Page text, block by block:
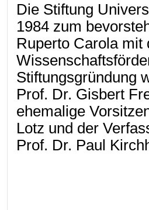
Die Stiftung
1984 zum
Ruperto Carola mit
Stiftungsgründung
Prof. Dr. Gisbert
ehemalige
Lotz und der
Prof. Dr. Paul